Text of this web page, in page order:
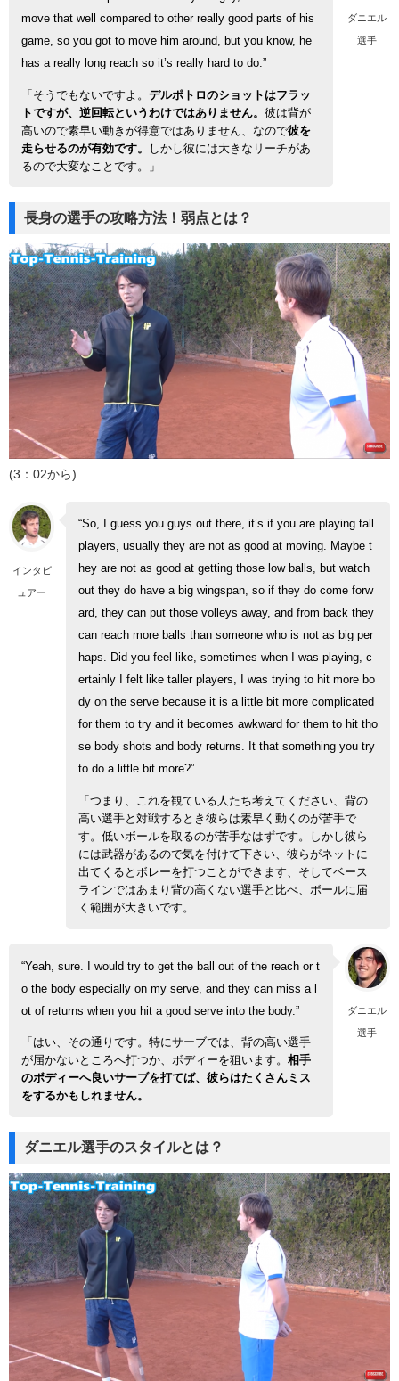
ダニエル
選手
move that well compared to other really good parts of his
game, so you got to move him around, but you know, he
has a really long reach so it’s really hard to do.”
「そうでもないですよ。 デルポトロのショットはフラッ
トですが、逆回転というわけではありません。 彼は背が
高いので素早い動きが得意ではありません、なので彼を
走らせるのが有効です。
しかし彼には大きなリーチがあ
るので大変なことです。」
長身の選手の攻略方法！弱点とは？
(3：02から)
インタビ
ュアー
“So, I guess you guys out there, it’s if you are playing tall
players, usually they are not as good at moving. Maybe t
hey are not as good at getting those low balls, but watch
out they do have a big wingspan, so if they do come forw
ard, they can put those volleys away, and from back they
can reach more balls than someone who is not as big per
haps. Did you feel like, sometimes when I was playing, c
ertainly I felt like taller players, I was trying to hit more bo
dy on the serve because it is a little bit more complicated
for them to try and it becomes awkward for them to hit tho
se body shots and body returns. It that something you try
to do a little bit more?”
「つまり、これを観ている人たち考えてください、背の
高い選手と対戦するとき彼らは素早く動くのが苦手で
す。低いボールを取るのが苦手なはずです。しかし彼ら
には武器があるので気を付けて下さい、彼らがネットに
出てくるとボレーを打つことができます、そしてベース
ラインではあまり背の高くない選手と比べ、ボールに届
く範囲が大きいです。
ダニエル
選手
“Yeah, sure. I would try to get the ball out of the reach or t
o the body especially on my serve, and they can miss a l
ot of returns when you hit a good serve into the body.”
「はい、その通りです。特にサーブでは、背の高い選手
が届かないところへ打つか、ボディーを狙います。 相手
のボディーへ良いサーブを打てば、彼らはたくさんミス
をするかもしれません。
ダニエル選手のスタイルとは？